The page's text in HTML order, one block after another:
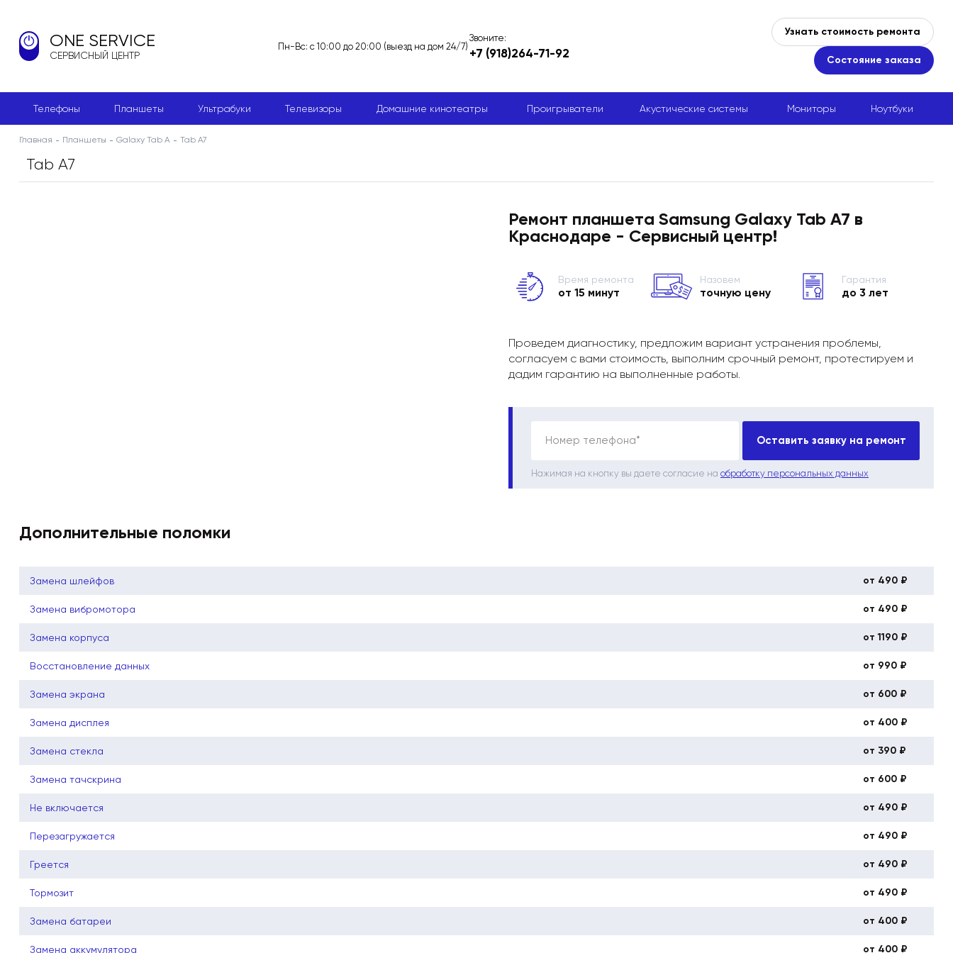
ONE SERVICE
СЕРВИСНЫЙ ЦЕНТР
Пн-Вс: с 10:00 до 20:00 (выезд на дом 24/7)
Звоните:
+7 (918)264-71-92
Узнать стоимость ремонта
Состояние заказа
Телефоны Планшеты Ультрабуки Телевизоры Домашние кинотеатры Проигрыватели Акустические системы Мониторы Ноутбуки
Главная Планшеты Galaxy Tab A Tab A7
Tab A7
Ремонт планшета Samsung Galaxy Tab A7 в
Краснодаре - Сервисный центр!
Время ремонта
от 15 минут
Назовем
точную цену
Гарантия
до 3 лет
Проведем диагностику, предложим вариант устранения проблемы,
согласуем с вами стоимость, выполним срочный ремонт, протестируем и
дадим гарантию на выполненные работы.
Номер телефона* Оставить заявку на ремонт
Нажимая на кнопку вы даете согласие на обработку персональных данных
Дополнительные поломки
Замена шлейфов от 490 ₽
Замена вибромотора от 490 ₽
Замена корпуса от 1190 ₽
Восстановление данных от 990 ₽
Замена экрана от 600 ₽
Замена дисплея от 400 ₽
Замена стекла от 390 ₽
Замена тачскрина от 600 ₽
Не включается от 490 ₽
Перезагружается от 490 ₽
Греется от 490 ₽
Тормозит от 490 ₽
Замена батареи от 400 ₽
Замена аккумулятора от 400 ₽